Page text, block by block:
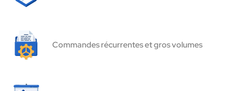
Commandes récurrentes et gros volumes